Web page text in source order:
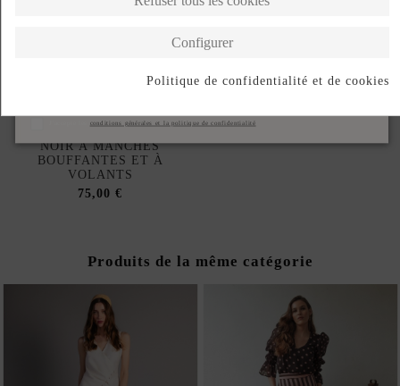
CHEMISIER EN LUREX
NOIR À MANCHES
BOUFFANTES ET À
VOLANTS
75,00 €
Produits de la même catégorie
conditions générales et la politique de confidentialité
Configurer
Politique de confidentialité et de cookies